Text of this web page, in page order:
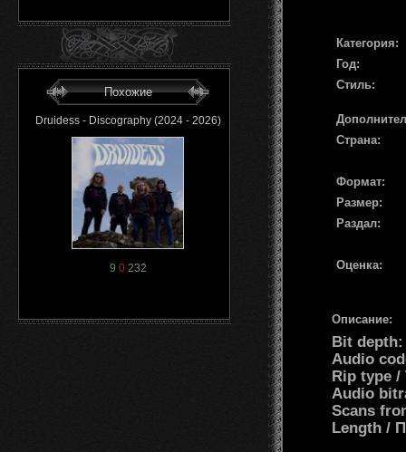
Похожие
Druidess - Discography (2024 - 2026)
9 0232
Категория:
Год:
Стиль:
Страна:
Формат:
Размер:
Раздал:
Оценка:
Описание:
Bit
Audio
Rip type
Audio
Scans
Length /